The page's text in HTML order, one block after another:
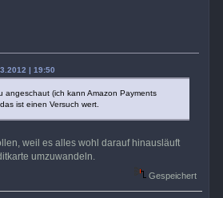
| 19:50
angeschaut (ich kann Amazon Payments
ist einen Versuch wert.
weil es alles wohl darauf hinausläuft
umzuwandeln.
Gespeichert